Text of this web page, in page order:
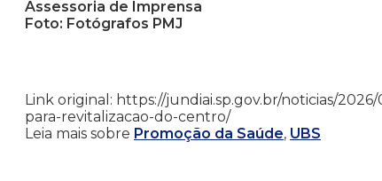
Assessoria de Imprensa
Foto: Fotógrafos PMJ
Link original: https://jundiai.sp.gov.br/noticias/
para-revitalizacao-do-centro/
Leia mais sobre Promoção da Saúde, UBS